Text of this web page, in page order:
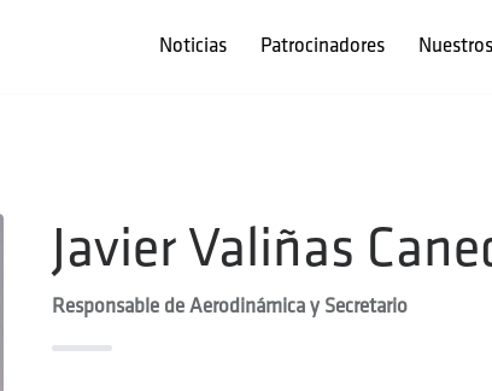
Noticias Patrocinadores
Javier Valiñas
Responsable de Aerodinámica y Secretario